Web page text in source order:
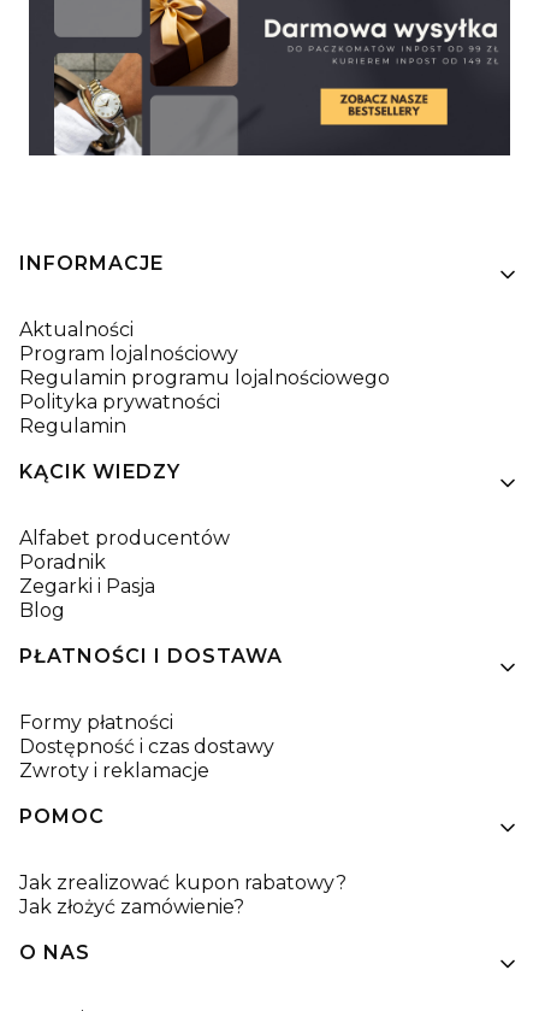
Linki w stopce
INFORMACJE
Aktualności
Program lojalnościowy
Regulamin programu lojalnościowego
Polityka prywatności
Regulamin
KĄCIK WIEDZY
Alfabet producentów
Poradnik
Zegarki i Pasja
Blog
PŁATNOŚCI I DOSTAWA
Formy płatności
Dostępność i czas dostawy
Zwroty i reklamacje
POMOC
Jak zrealizować kupon rabatowy?
Jak złożyć zamówienie?
O NAS